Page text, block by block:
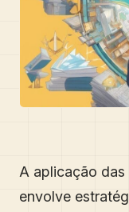
A aplicação
envolve